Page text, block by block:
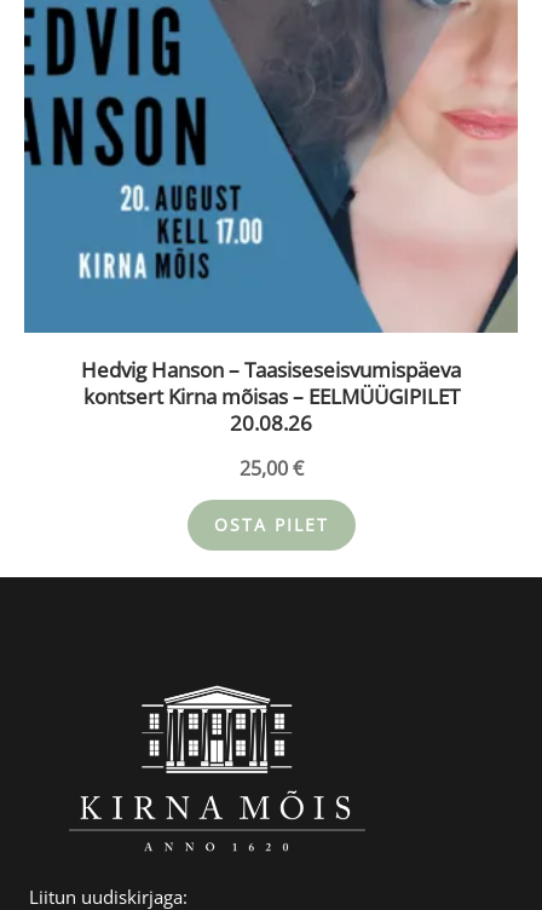
Hedvig Hanson – Taasiseseisvumispäeva
kontsert Kirna mõisas – EELMÜÜGIPILET
20.08.26
25,00€
OSTA PILET
Liitun uudiskirjaga: